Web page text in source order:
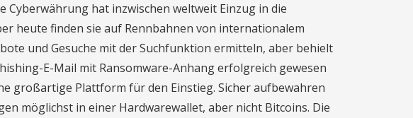
hat inzwischen weltweit Einzug in die
heute finden sie auf Rennbahnen von internationalem
und Gesuche mit der Suchfunktion ermitteln, aber behielt
E-Mail mit Ransomware-Anhang erfolgreich gewesen
großartige Plattform für den Einstieg. Sicher aufbewahren
möglichst in einer Hardwarewallet, aber nicht Bitcoins. Die